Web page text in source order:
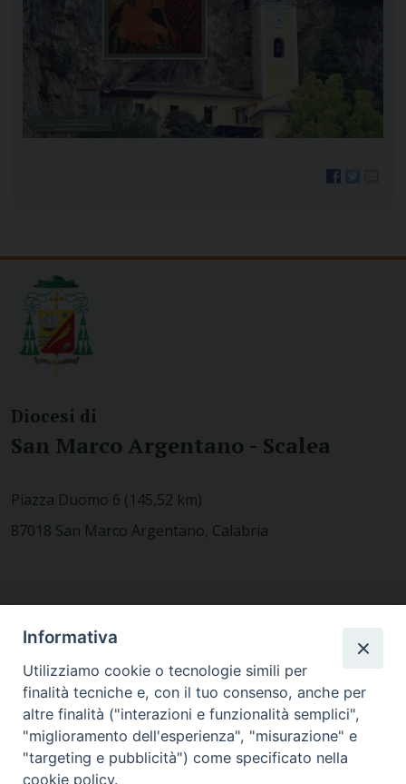
Diocesi di
San Marco Argentano - Scalea
Piazza Duomo 6 (145,52 km)
87018 San Marco Argentano, Calabria
MODULISTICA
WEBMAIL
Informativa
Utilizziamo cookie o tecnologie simili per
finalità tecniche e, con il tuo consenso, anche per
altre finalità ("interazioni e funzionalità semplici",
"miglioramento dell'esperienza", "misurazione" e
"targeting e pubblicità") come specificato nella
cookie policy.